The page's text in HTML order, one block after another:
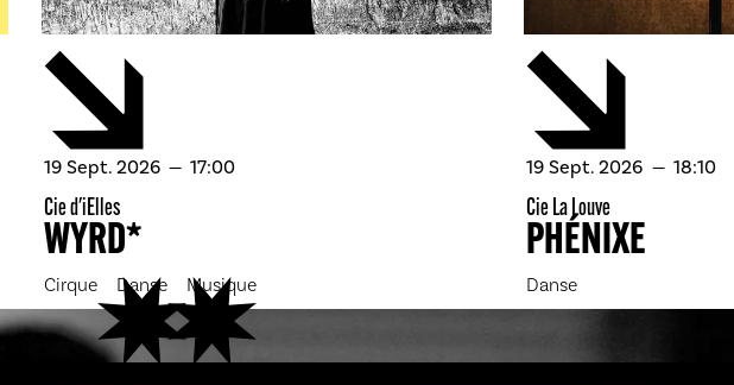
Cie d'iElles
WYRD*
Cirque Danse Musique
19 septembre
Sept. 2026 17:00
Cie La Louve
PHÉNIXE
Danse
19 septembre
Sept. 2026 18:10